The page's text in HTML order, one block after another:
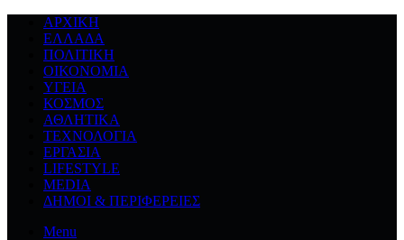
ΑΡΧΙΚΉ
ΕΛΛΆΔΑ
ΠΟΛΙΤΙΚΉ
ΟΙΚΟΝΟΜΊΑ
ΥΓΕΊΑ
ΚΌΣΜΟΣ
ΑΘΛΗΤΙΚΆ
ΤΕΧΝΟΛΟΓΙΆ
ΕΡΓΑΣΊΑ
LIFESTYLE
MEDIA
ΔΉΜΟΙ & ΠΕΡΙΦΈΡΕΙΕΣ
Menu